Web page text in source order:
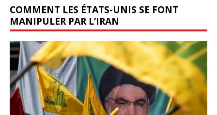
COMMENT LES ÉTATS-UNIS SE FONT
MANIPULER PAR L’IRAN